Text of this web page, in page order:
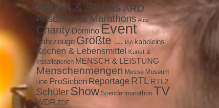
Action & StuntsARD
Ausdauer & Marathons Auto
Charity DominoEvent
Fahrzeuge Größte ... IAA kabeleins
Kochen & Lebensmittel Kunst &
Installationen MENSCH & LEISTUNG
Menschenmengen Messe Museum
NDR ProSieben Reportage RTL RTL2
SchülerShow Spendenmarathon TV
WDR ZDF